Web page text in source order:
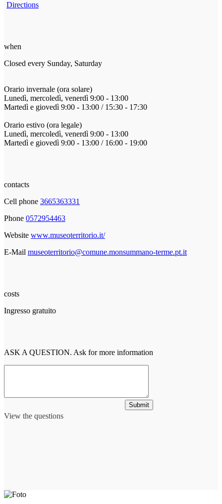
Directions
when
Closed every Sunday, Saturday
Orario invernale (ora solare)
Lunedì, mercoledì, venerdì 9:00 - 13:00
Martedì e giovedì 9:00 - 13:00 / 15:30 - 17:30
Orario estivo (ora legale)
Lunedì, mercoledì, venerdì 9:00 - 13:00
Martedì e giovedì 9:00 - 13:00 / 16:00 - 19:00
contacts
Cell phone 3665363331
Phone 0572954463
Website www.museoterritorio.it/
E-Mail museoterritorio@comune.monsummano-terme.pt.it
costs
Ingresso gratuito
ASK A QUESTION. Ask for more information
View the questions
Submit